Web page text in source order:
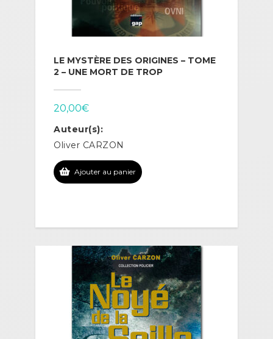
LE MYSTÈRE DES ORIGINES – TOME
2 – UNE MORT DE TROP
20,00€
Auteur(s):
Oliver CARZON
Ajouter au panier